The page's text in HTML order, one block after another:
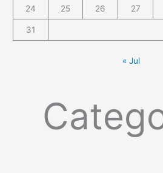
24 25 26 27
31
« Jul